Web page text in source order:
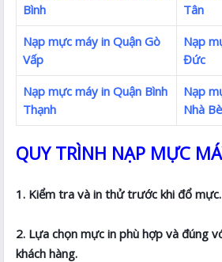
Bình
Tân
Nạp mực máy in Quận Gò
Vấp
Nạp
Đức
Nạp mực máy in Quận Bình
Thạnh
Nạp
Nhà Bè
QUY TRÌNH NẠP MỰC
1. Kiểm tra và in thử trước khi đổ mực.
2. Lựa chọn mực in phù hợp và đúng
khách hàng.